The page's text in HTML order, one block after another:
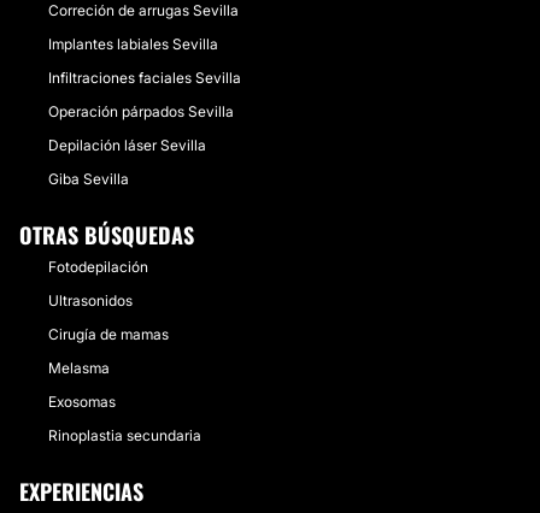
Correción de arrugas Sevilla
Implantes labiales Sevilla
Infiltraciones faciales Sevilla
Operación párpados Sevilla
Depilación láser Sevilla
Giba Sevilla
OTRAS BÚSQUEDAS
Fotodepilación
Ultrasonidos
Cirugía de mamas
Melasma
Exosomas
Rinoplastia secundaria
EXPERIENCIAS